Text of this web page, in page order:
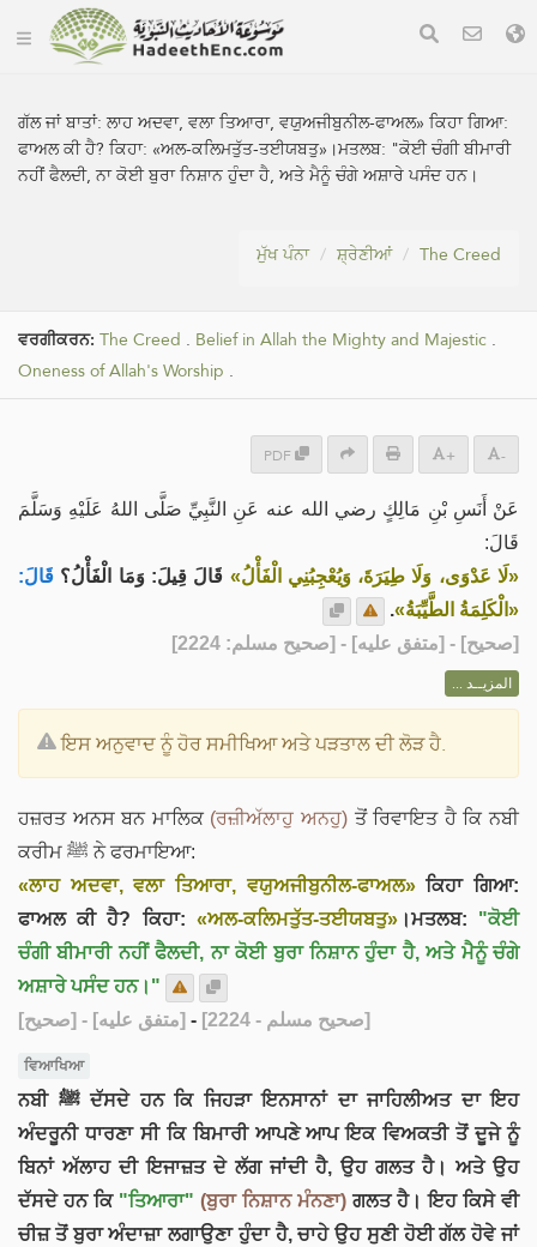
ਗੱਲ ਜਾਂ ਬਾਤਾਂ:ਲਾਹ ਅਦਵਾ, ਵਲਾ ਤਿਆਰਾ, ਵਯੁਅਜੀਬੁਨੀਲ-ਫਾਅਲ» ਕਿਹਾ ਗਿਆ:
ਫਾਅਲ ਕੀ ਹੈ? ਕਿਹਾ: «ਅਲ-ਕਲਿਮਤੁੱਤ-ਤਈਯਬਤੁ»।ਮਤਲਬ: "ਕੋਈ ਚੰਗੀ ਬੀਮਾਰੀ
ਨਹੀਂ ਫੈਲਦੀ, ਨਾ ਕੋਈ ਬੁਰਾ ਨਿਸ਼ਾਨ ਹੁੰਦਾ ਹੈ, ਅਤੇ ਮੈਨੂੰ ਚੰਗੇ ਅਸ਼ਾਰੇ ਪਸੰਦ ਹਨ।
ਮੁੱਖ ਪੰਨਾ ਸ਼੍ਰੇਣੀਆਂ The Creed
ਵਰਗੀਕਰਨ: The Creed . Belief in Allah the Mighty and Majestic .
Oneness of Allah's Worship .
PDF + -
عَنْ أَنَسِ بْنِ مَالِكٍ رضي الله عنه عَنِ النَّبِيِّ صَلَّى اللهُ عَلَيْهِ وَسَلَّمَ
قَالَ:
«لَا عَدْوَى، وَلَا طِيَرَةَ، وَيُعْجِبُنِي الْفَأْلُ» قَالَ قِيلَ: وَمَا الْفَأْلُ؟ قَالَ:
«الْكَلِمَةُ الطَّيِّبَةُ».
[صحيح] - [متفق عليه] - [صحيح مسلم: 2224]
المزيــد ...
ਇਸ ਅਨੁਵਾਦ ਨੂੰ ਹੋਰ ਸਮੀਖਿਆ ਅਤੇ ਪੜਤਾਲ ਦੀ ਲੋੜ ਹੈ.
ਹਜ਼ਰਤ ਅਨਸ ਬਨ ਮਾਲਿਕ (ਰਜ਼ੀਅੱਲਾਹੁ ਅਨਹੁ) ਤੋਂ ਰਿਵਾਇਤ ਹੈ ਕਿ ਨਬੀ
ਕਰੀਮ ﷺ ਨੇ ਫਰਮਾਇਆ:
«ਲਾਹ ਅਦਵਾ, ਵਲਾ ਤਿਆਰਾ, ਵਯੁਅਜੀਬੁਨੀਲ-ਫਾਅਲ»ਕਿਹਾ ਗਿਆ:
ਫਾਅਲ ਕੀ ਹੈ? ਕਿਹਾ: «ਅਲ-ਕਲਿਮਤੁੱਤ-ਤਈਯਬਤੁ»।ਮਤਲਬ: "ਕੋਈ
ਚੰਗੀ ਬੀਮਾਰੀ ਨਹੀਂ ਫੈਲਦੀ, ਨਾ ਕੋਈ ਬੁਰਾ ਨਿਸ਼ਾਨ ਹੁੰਦਾ ਹੈ, ਅਤੇ ਮੈਨੂੰ ਚੰਗੇ
ਅਸ਼ਾਰੇ ਪਸੰਦ ਹਨ।"
[صحيح]
- [متفق عليه] - [صحيح مسلم - 2224]
ਵਿਆਖਿਆ
ਨਬੀ ﷺ ਦੱਸਦੇ ਹਨ ਕਿ ਜਿਹੜਾ ਇਨਸਾਨਾਂ ਦਾ ਜਾਹਿਲੀਅਤ ਦਾ ਇਹ
ਅੰਦਰੂਨੀ ਧਾਰਣਾ ਸੀ ਕਿ ਬਿਮਾਰੀ ਆਪਣੇ ਆਪ ਇਕ ਵਿਅਕਤੀ ਤੋਂ ਦੂਜੇ ਨੂੰ
ਬਿਨਾਂ ਅੱਲਾਹ ਦੀ ਇਜਾਜ਼ਤ ਦੇ ਲੱਗ ਜਾਂਦੀ ਹੈ, ਉਹ ਗਲਤ ਹੈ। ਅਤੇ ਉਹ
ਦੱਸਦੇ ਹਨ ਕਿ "ਤਿਆਰਾ" (ਬੁਰਾ ਨਿਸ਼ਾਨ ਮੰਨਣਾ) ਗਲਤ ਹੈ। ਇਹ ਕਿਸੇ ਵੀ
ਚੀਜ਼ ਤੋਂ ਬੁਰਾ ਅੰਦਾਜ਼ਾ ਲਗਾਉਣਾ ਹੁੰਦਾ ਹੈ, ਚਾਹੇ ਉਹ ਸੁਣੀ ਹੋਈ ਗੱਲ ਹੋਵੇ ਜਾਂ